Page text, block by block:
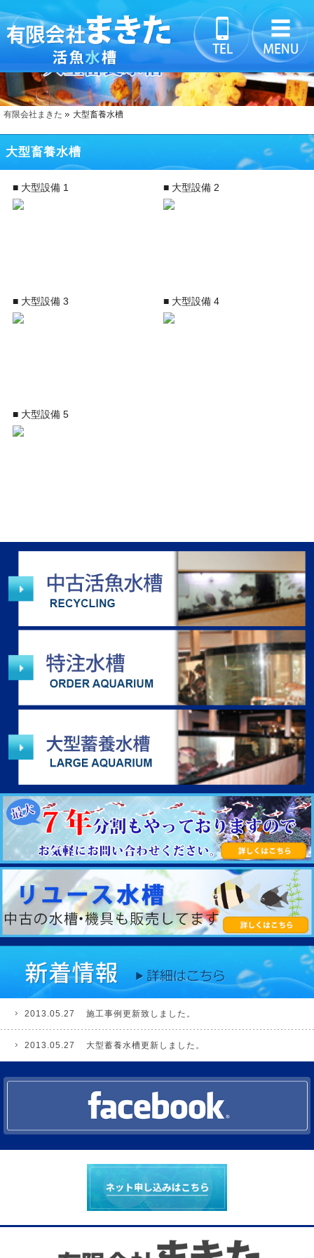
有限会社まきた 大型畜養水槽
大型畜養水槽
■ 大型設備 1 ■ 大型設備 2
■ 大型設備 3 ■ 大型設備 4
■ 大型設備 5
2013.05.27 施工事例更新致しました。
2013.05.27 大型蓄養水槽更新しました。